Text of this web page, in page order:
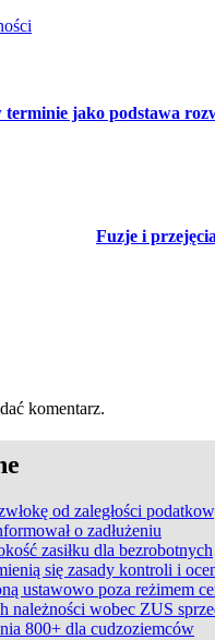
terminie jako podstawa
Fuzje i
komentarz.
od zaległości
o zadłużeniu
zasiłku dla bezrobotnych
się zasady kontroli i
ustawowo poza reżimem
należności wobec ZUS
800+ dla cudzoziemców